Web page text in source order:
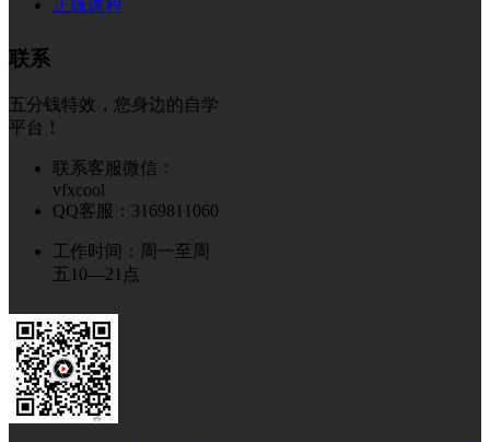
正版课程
联系
五分钱特效，您身边的自学
平台！
联系客服微信：
vfxcool
QQ客服：3169811060
工作时间：周一至周
五10—21点